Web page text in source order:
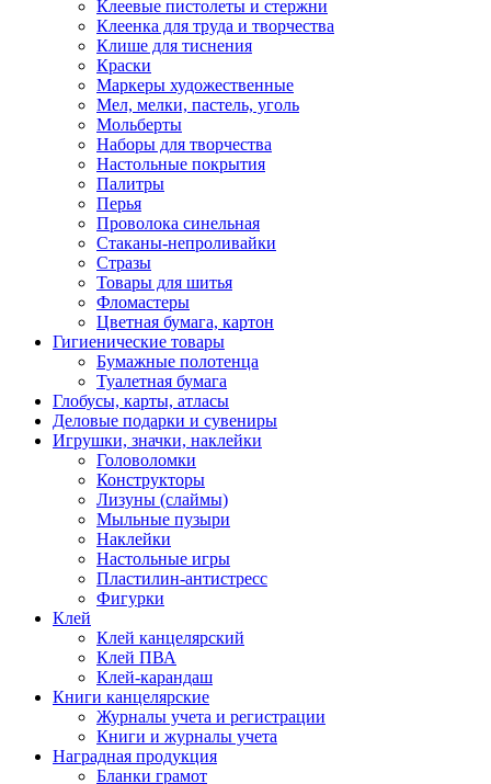
Клеевые пистолеты и стержни
Клеенка для труда и творчества
Клише для тиснения
Краски
Маркеры художественные
Мел, мелки, пастель, уголь
Мольберты
Наборы для творчества
Настольные покрытия
Палитры
Перья
Проволока синельная
Стаканы-непроливайки
Стразы
Товары для шитья
Фломастеры
Цветная бумага, картон
Гигиенические товары
Бумажные полотенца
Туалетная бумага
Глобусы, карты, атласы
Деловые подарки и сувениры
Игрушки, значки, наклейки
Головоломки
Конструкторы
Лизуны (слаймы)
Мыльные пузыри
Наклейки
Настольные игры
Пластилин-антистресс
Фигурки
Клей
Клей канцелярский
Клей ПВА
Клей-карандаш
Книги канцелярские
Журналы учета и регистрации
Книги и журналы учета
Наградная продукция
Бланки грамот